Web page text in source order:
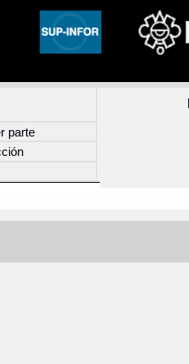
parte